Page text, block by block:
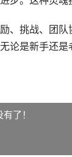
、挑战、团
论是新手还
有了！